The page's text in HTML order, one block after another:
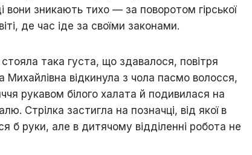
вони зникають тихо — за поворотом гірської
де час іде за своїми законами.
така густа, що здавалося, повітря
відкинула з чола пасмо волосся,
рукавом білого халата й подивилася на
Стрілка застигла на позначці, від якої в
б руки, але в дитячому відділенні робота не